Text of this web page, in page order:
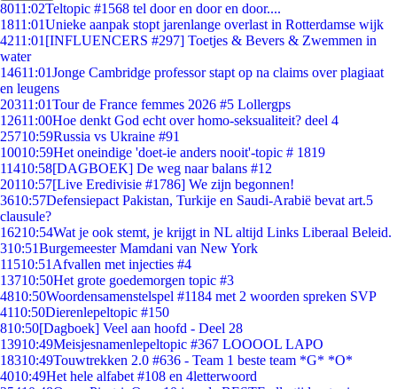
8011:02Teltopic #1568 tel door en door en door....
1811:01Unieke aanpak stopt jarenlange overlast in Rotterdamse wijk
4211:01 [INFLUENCERS #297] Toetjes & Bevers & Zwemmen in
water
14611:01Jonge Cambridge professor stapt op na claims over plagiaat
en leugens
20311:01Tour de France femmes 2026 #5 Lollergps
12611:00Hoe denkt God echt over homo-seksualiteit? deel 4
25710:59Russia vs Ukraine #91
10010:59Het oneindige 'doet-ie anders nooit'-topic # 1819
11410:58[DAGBOEK] De weg naar balans #12
20110:57[Live Eredivisie #1786] We zijn begonnen!
3610:57Defensiepact Pakistan, Turkije en Saudi-Arabië bevat art.5
clausule?
16210:54Wat je ook stemt, je krijgt in NL altijd Links Liberaal Beleid.
310:51Burgemeester Mamdani van New York
11510:51 Afvallen met injecties #4
13710:50Het grote goedemorgen topic #3
4810:50Woordensamenstelspel #1184 met 2 woorden spreken SVP
4110:50Dierenlepeltopic #150
810:50[Dagboek] Veel aan hoofd - Deel 28
13910:49Meisjesnamenlepeltopic #367 LOOOOL LAPO
18310:49Touwtrekken 2.0 #636 - Team 1 beste team *G* *O*
4010:49Het hele alfabet #108 en 4letterwoord